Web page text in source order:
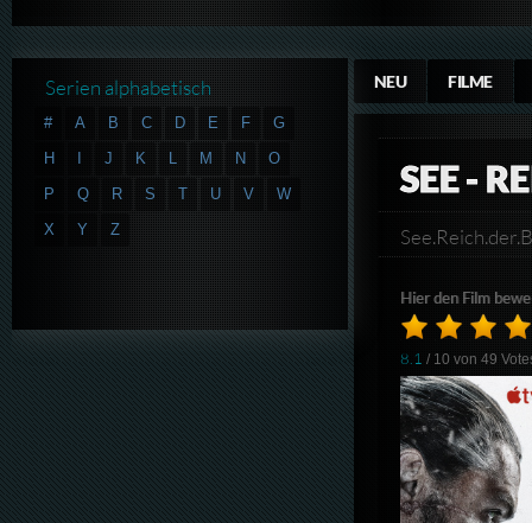
NEU FILME
SEE -
Hier den Film
8.1 / 10 von49
Serien alphabetisch
# A B C D E F
G
H
I J K L M N
O
P
Q R S T U V
W
X
Y Z